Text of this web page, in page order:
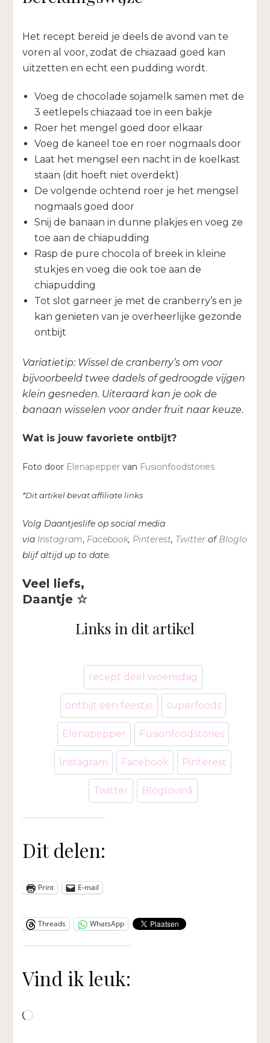
Het recept bereid je deels de avond van te
voren al voor, zodat de chiazaad goed kan
uitzetten en echt een pudding wordt.
Voeg de chocolade sojamelk samen met de
3 eetlepels chiazaad toe in een bakje
Roer het mengel goed door elkaar
Voeg de kaneel toe en roer nogmaals door
Laat het mengsel een nacht in de koelkast
staan (dit hoeft niet overdekt)
De volgende ochtend roer je het mengsel
nogmaals goed door
Snij de banaan in dunne plakjes en voeg ze
toe aan de chiapudding
Rasp de pure chocola of breek in kleine
stukjes en voeg die ook toe aan de
chiapudding
Tot slot garneer je met de cranberry’s en je
kan genieten van je overheerlijke gezonde
ontbijt
Variatietip: Wissel de cranberry’s om voor
bijvoorbeeld twee dadels of gedroogde vijgen
klein gesneden. Uiteraard kan je ook de
banaan wisselen voor ander fruit naar keuze.
Wat is jouw favoriete ontbijt?
Foto door Elenapepper van Fusionfoodstories
*Dit artikel bevat affiliate links
Volg Daantjeslife op social media
via Instagram, Facebook, Pinterest, Twitter ofBloglovin’
blijf altijd up to date.
Veel liefs,
Daantje ☆
Links in dit artikel
recept deel woensdag
ontbijt een feestje superfoods
Elenapepper Fusionfoodstories
Instagram Facebook Pinterest
Twitter Bloglovinâ
Dit delen:
Print E-mail
Threads WhatsApp
Vind ik leuk:
Aan